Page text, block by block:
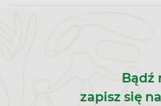
Bądź
zapisz się